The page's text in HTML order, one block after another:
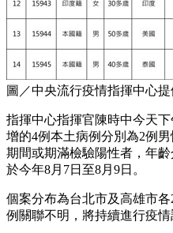
圖／中央流行疫情指揮中心提
指揮中心指揮官陳時中今天
增的4例本土病例分別為2例
期間或期滿檢驗陽性者，年
於今年8月7日至8月9日。
個案分布為台北市及高雄市
例關聯不明，將持續進行疫情